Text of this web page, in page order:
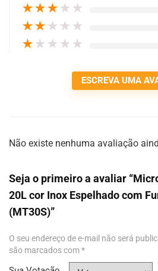
★★★ ★ ★
★★ ★ ★ ★
★ ★ ★ ★ ★
ESCREVA UMA
Não existe nenhuma avaliação
Seja o primeiro a avaliar
20L cor Inox Espelhado com
(MT30S)”
O seu endereço de e-mail não será
são marcados com*